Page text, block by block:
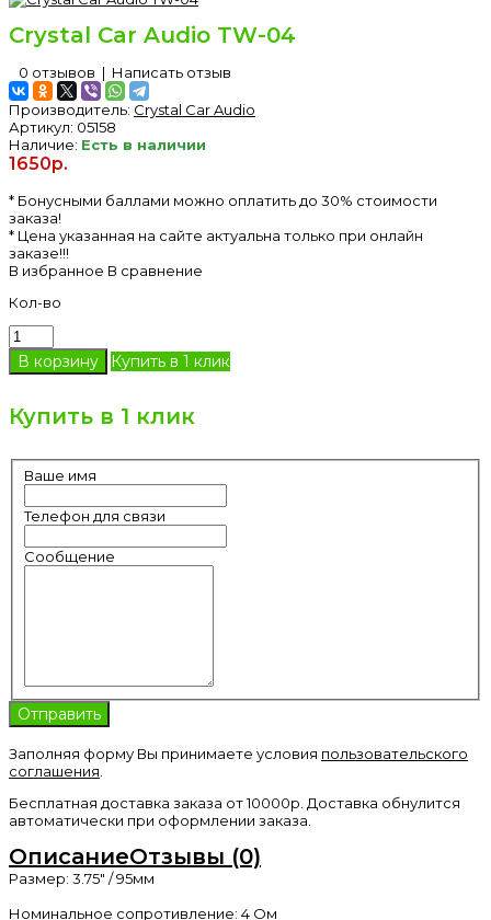
Crystal Car Audio TW-04
0 отзывов | Написать отзыв
Производитель: Crystal Car Audio
Артикул: 05158
Наличие: Есть в наличии
1650р.
* Бонусными баллами можно оплатить до 30% стоимости
заказа!
* Цена указанная на сайте актуальна только при онлайн
заказе!!!
В избранное В сравнение
Кол-во
Купить в 1 клик
Купить в 1 клик
Ваше имя
Телефон для связи
Сообщение
Заполняя форму Вы принимаете условия пользовательского
соглашения
Бесплатная доставка заказа от 10000р. Доставка обнулится
автоматически при оформлении заказа.
ОписаниеОтзывы (0)
Размер: 3.75" / 95мм
Номинальное сопротивление: 4 Ом